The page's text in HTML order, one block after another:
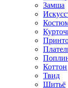
Замша
Коттон
Твид
Шитьё